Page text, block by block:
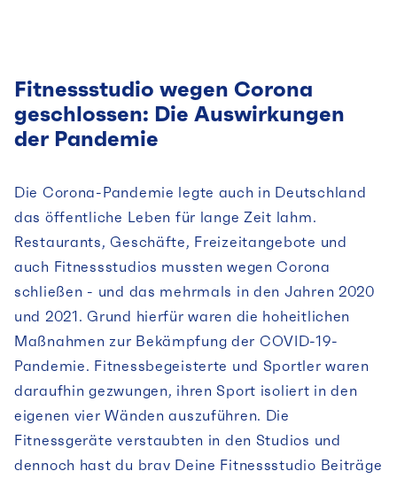
Fitnessstudio wegen Corona
geschlossen: Die Auswirkungen
der Pandemie
Die Corona-Pandemie legte auch in Deutschland
das öffentliche Leben für lange Zeit lahm.
Restaurants, Geschäfte, Freizeitangebote und
auch Fitnessstudios mussten wegen Corona
schließen - und das mehrmals in den Jahren 2020
und 2021. Grund hierfür waren die hoheitlichen
Maßnahmen zur Bekämpfung der COVID-19-
Pandemie. Fitnessbegeisterte und Sportler waren
daraufhin gezwungen, ihren Sport isoliert in den
eigenen vier Wänden auszuführen. Die
Fitnessgeräte verstaubten in den Studios und
dennoch hast du brav Deine Fitnessstudio Beiträge